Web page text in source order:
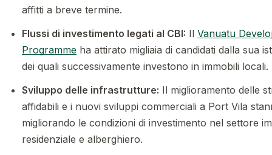
affitti a breve termine.
Flussi di investimento legati al CBI: Il Vanuatu
Programme ha attirato migliaia di candidati dalla sua
dei quali successivamente investono in immobili locali.
Sviluppo delle infrastrutture: Il miglioramento delle
affidabili e i nuovi sviluppi commerciali a Port Vila
migliorando le condizioni di investimento nel settore
residenziale e alberghiero.